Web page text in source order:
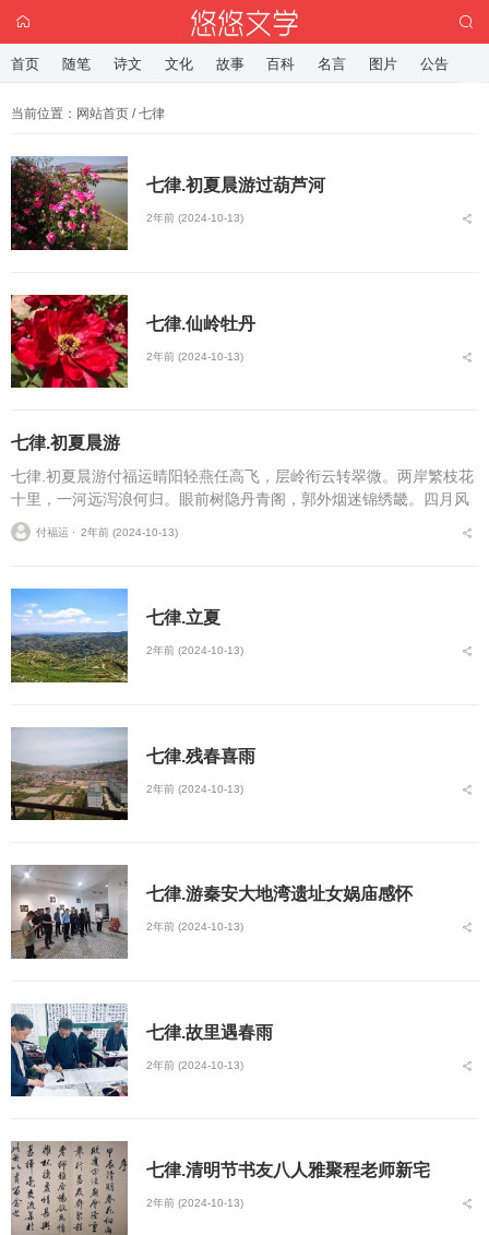
当前位置： 网站首页 / 七律
七律.初夏晨游过葫芦河
2年前 (2024-10-13)
七律.仙岭牡丹
2年前 (2024-10-13)
七律.初夏晨游
七律.初夏晨游付福运晴阳轻燕任高飞，层岭衔云转翠微。两岸繁枝花
十里，一河远泻浪何归。眼前树隐丹青阁，郭外烟迷锦绣畿。四月风
光皆入望，山城处处尽朝暉。...
付福运 ⋅ 2年前 (2024-10-13)
七律.立夏
2年前 (2024-10-13)
七律.残春喜雨
2年前 (2024-10-13)
七律.游秦安大地湾遗址女娲庙感怀
2年前 (2024-10-13)
七律.故里遇春雨
2年前 (2024-10-13)
七律.清明节书友八人雅聚程老师新宅
2年前 (2024-10-13)
首页 随笔 诗文 文化 故事 百科 名言 图片 公告